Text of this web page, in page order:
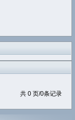
共 0 页/0条记录